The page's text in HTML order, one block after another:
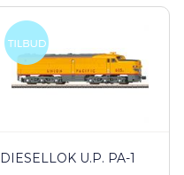
DIESELLOK U.P. PA-1